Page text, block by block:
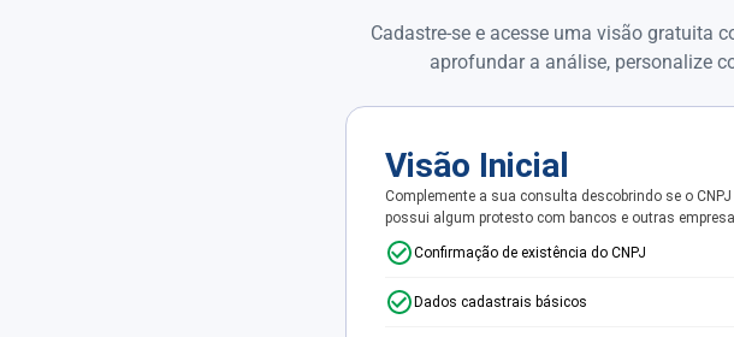
Cadastre-se e acesse uma visão gratuita
aprofundar a análise, personalize
Visão Inicial
Complemente a sua consulta descobrindo se o CNPJ
possui algum protesto com bancos e outras
Confirmação de existência do CNPJ
Dados cadastrais básicos